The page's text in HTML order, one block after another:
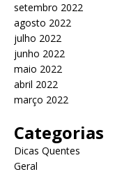
setembro 2022
agosto 2022
julho 2022
junho 2022
maio 2022
abril 2022
março 2022
Categorias
Dicas Quentes
Geral